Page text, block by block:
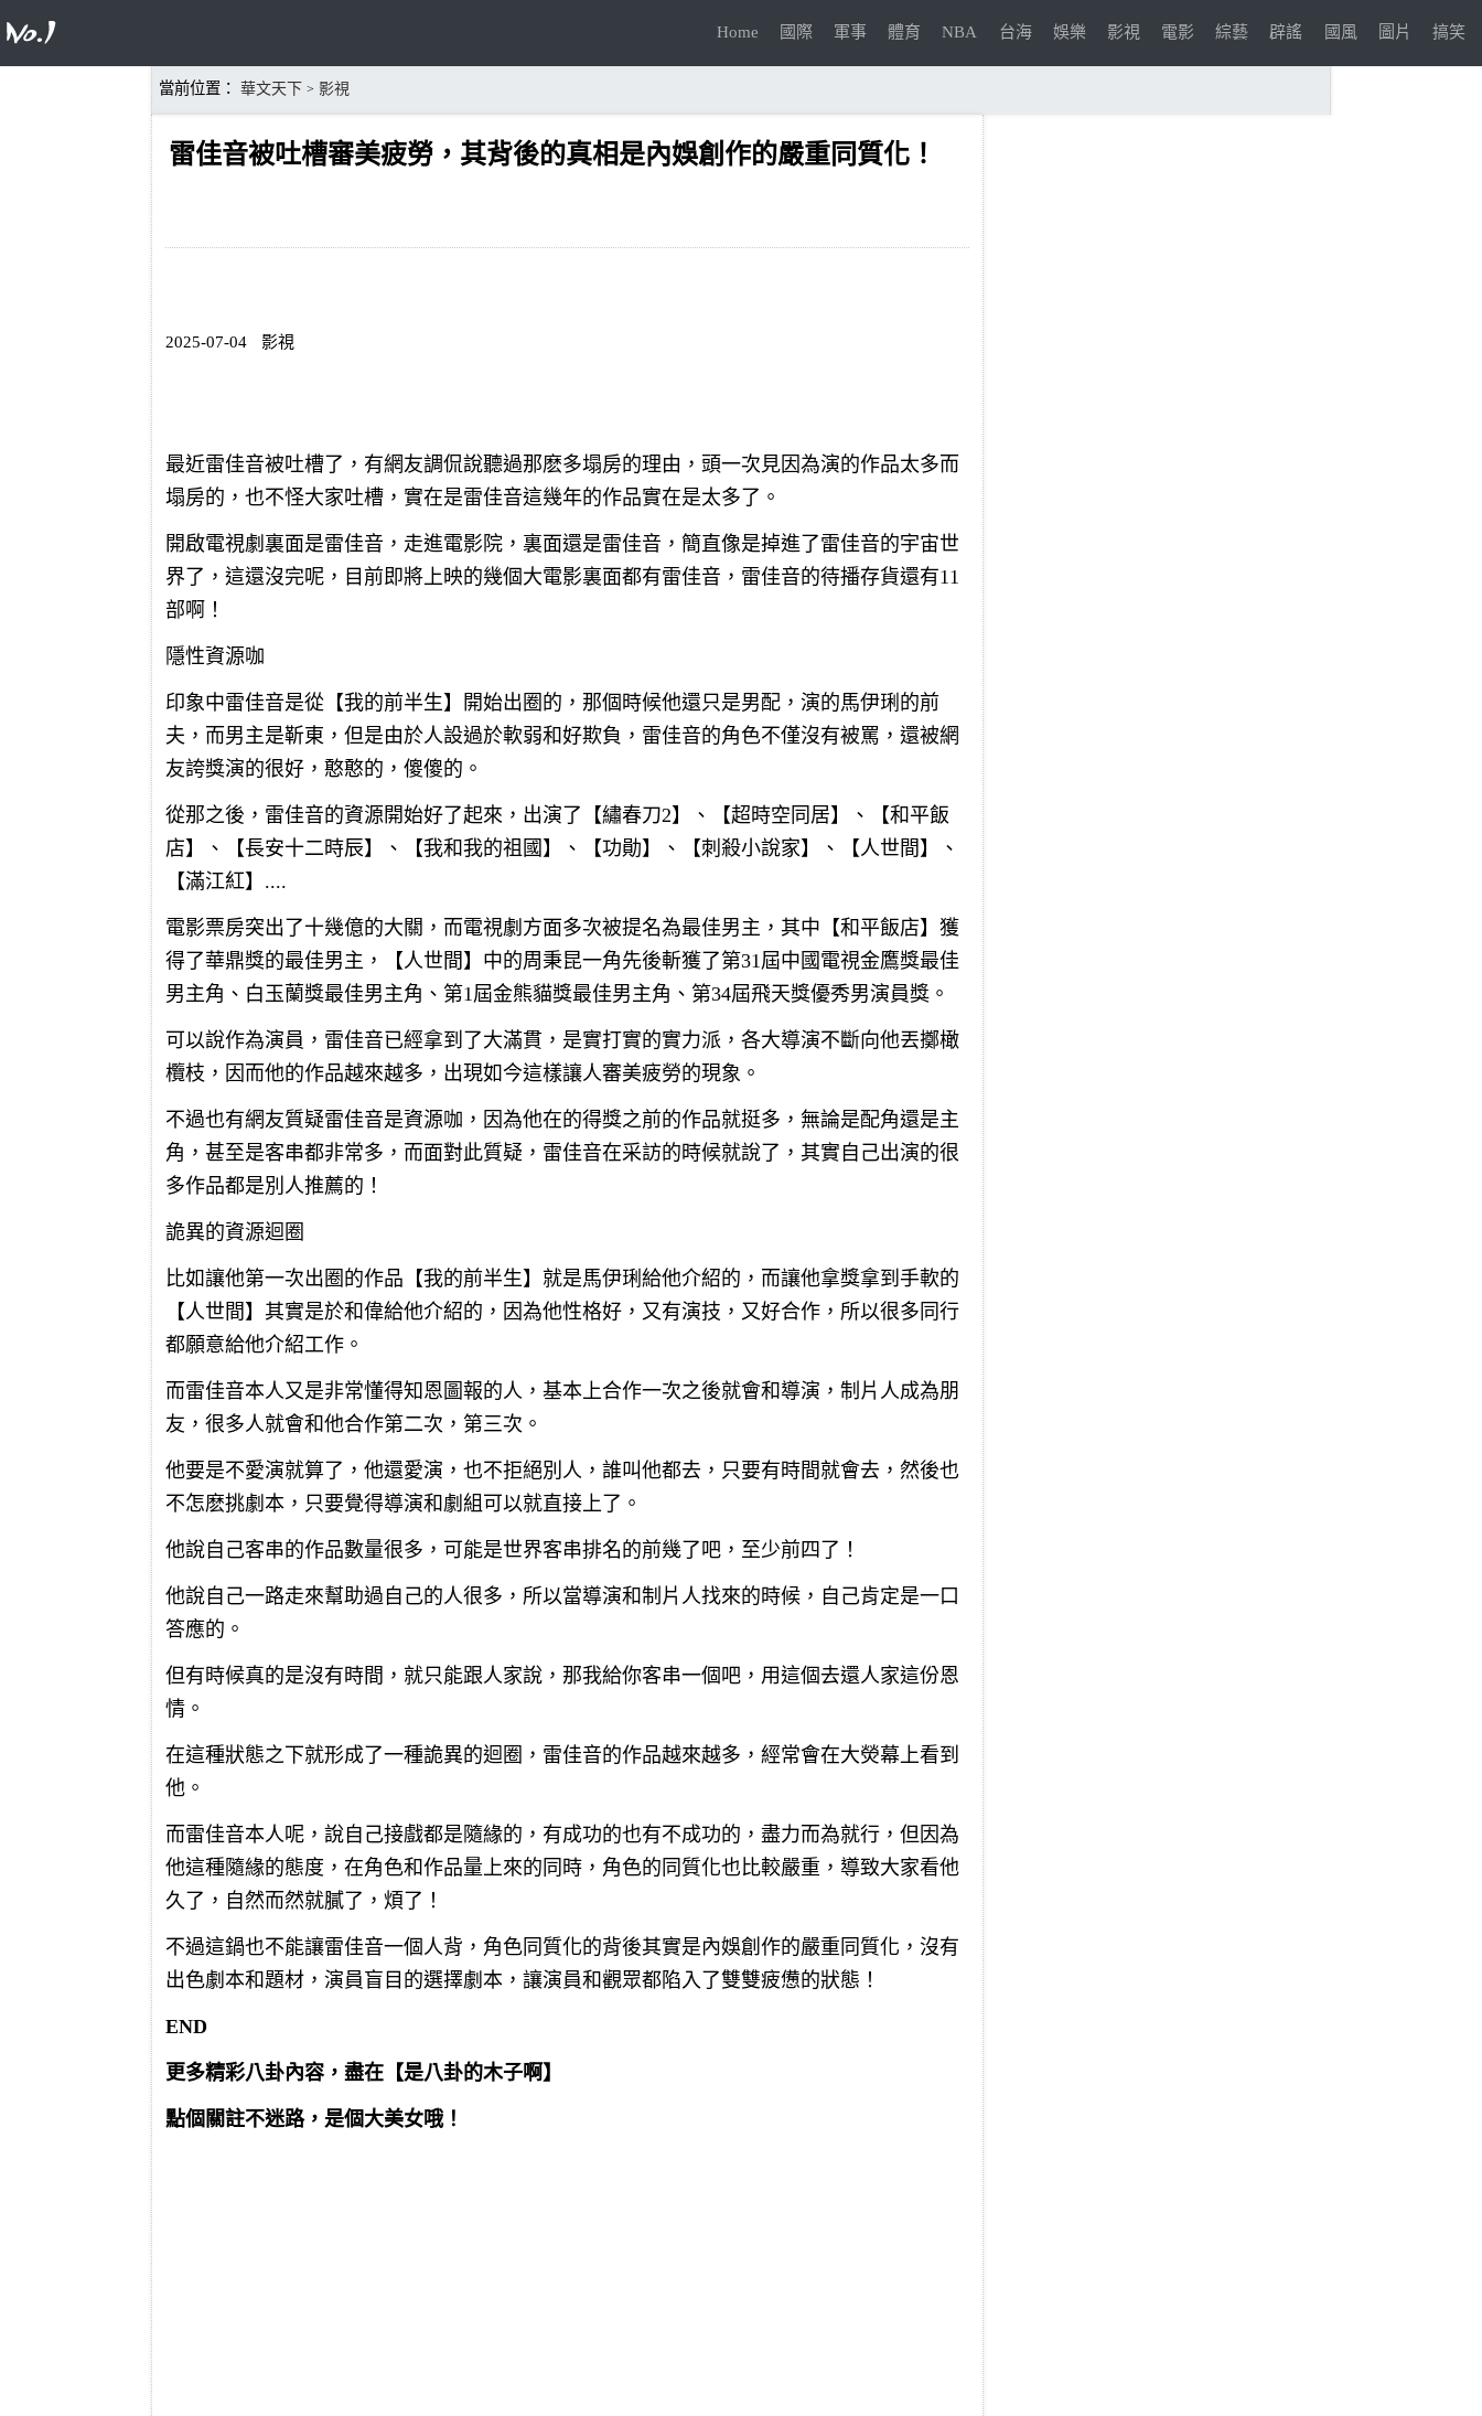
Home 國際 軍事 體育 NBA 台海 娛樂 影視 電影 綜藝 辟謠 國風 圖片 搞笑
當前位置： 華文天下 > 影視
雷佳音被吐槽審美疲勞，其背後的真相是內娛創作的嚴重同質化！
2025-07-04 影視
最近雷佳音被吐槽了，有網友調侃說聽過那麽多塌房的理由，頭一次見因為演的作品太多而
塌房的，也不怪大家吐槽，實在是雷佳音這幾年的作品實在是太多了。
開啟電視劇裏面是雷佳音，走進電影院，裏面還是雷佳音，簡直像是掉進了雷佳音的宇宙世
界了，這還沒完呢，目前即將上映的幾個大電影裏面都有雷佳音，雷佳音的待播存貨還有11
部啊！
隱性資源咖
印象中雷佳音是從【我的前半生】開始出圈的，那個時候他還只是男配，演的馬伊琍的前
夫，而男主是靳東，但是由於人設過於軟弱和好欺負，雷佳音的角色不僅沒有被罵，還被網
友誇獎演的很好，憨憨的，傻傻的。
從那之後，雷佳音的資源開始好了起來，出演了【繡春刀2】、【超時空同居】、【和平飯
店】、【長安十二時辰】、【我和我的祖國】、【功勛】、【刺殺小說家】、【人世間】、
【滿江紅】....
電影票房突出了十幾億的大關，而電視劇方面多次被提名為最佳男主，其中【和平飯店】獲
得了華鼎獎的最佳男主，【人世間】中的周秉昆一角先後斬獲了第31屆中國電視金鷹獎最佳
男主角、白玉蘭獎最佳男主角、第1屆金熊貓獎最佳男主角、第34屆飛天獎優秀男演員獎。
可以說作為演員，雷佳音已經拿到了大滿貫，是實打實的實力派，各大導演不斷向他丟擲橄
欖枝，因而他的作品越來越多，出現如今這樣讓人審美疲勞的現象。
不過也有網友質疑雷佳音是資源咖，因為他在的得獎之前的作品就挺多，無論是配角還是主
角，甚至是客串都非常多，而面對此質疑，雷佳音在采訪的時候就說了，其實自己出演的很
多作品都是別人推薦的！
詭異的資源迴圈
比如讓他第一次出圈的作品【我的前半生】就是馬伊琍給他介紹的，而讓他拿獎拿到手軟的
【人世間】其實是於和偉給他介紹的，因為他性格好，又有演技，又好合作，所以很多同行
都願意給他介紹工作。
而雷佳音本人又是非常懂得知恩圖報的人，基本上合作一次之後就會和導演，制片人成為朋
友，很多人就會和他合作第二次，第三次。
他要是不愛演就算了，他還愛演，也不拒絕別人，誰叫他都去，只要有時間就會去，然後也
不怎麽挑劇本，只要覺得導演和劇組可以就直接上了。
他說自己客串的作品數量很多，可能是世界客串排名的前幾了吧，至少前四了！
他說自己一路走來幫助過自己的人很多，所以當導演和制片人找來的時候，自己肯定是一口
答應的。
但有時候真的是沒有時間，就只能跟人家說，那我給你客串一個吧，用這個去還人家這份恩
情。
在這種狀態之下就形成了一種詭異的迴圈，雷佳音的作品越來越多，經常會在大熒幕上看到
他。
而雷佳音本人呢，說自己接戲都是隨緣的，有成功的也有不成功的，盡力而為就行，但因為
他這種隨緣的態度，在角色和作品量上來的同時，角色的同質化也比較嚴重，導致大家看他
久了，自然而然就膩了，煩了！
不過這鍋也不能讓雷佳音一個人背，角色同質化的背後其實是內娛創作的嚴重同質化，沒有
出色劇本和題材，演員盲目的選擇劇本，讓演員和觀眾都陷入了雙雙疲憊的狀態！
END
更多精彩八卦內容，盡在【是八卦的木子啊】
點個關註不迷路，是個大美女哦！